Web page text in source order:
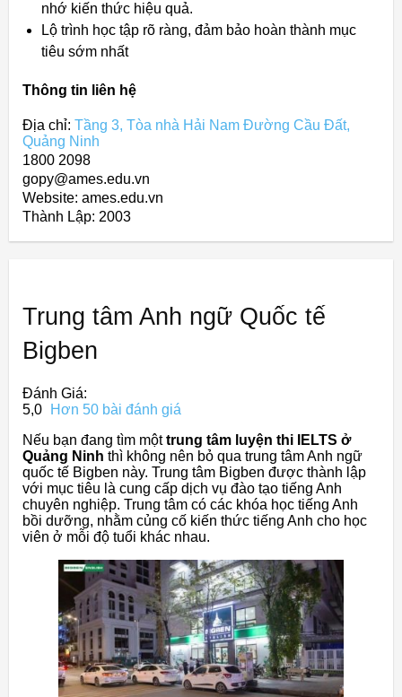
nhớ kiến thức hiệu quả.
Lộ trình học tập rõ ràng, đảm bảo hoàn thành mục
tiêu sớm nhất
Thông tin liên hệ
Địa chỉ: Tầng 3, Tòa nhà Hải Nam Đường Cầu Đất,
Quảng Ninh
1800 2098
gopy@ames.edu.vn
Website: ames.edu.vn
Thành Lập: 2003
Trung tâm Anh ngữ Quốc tế
Bigben
Đánh Giá:
5,0
Hơn 50 bài đánh giá
Nếu bạn đang tìm mộttrung tâm luyện thi IELTS ở
Quảng Ninh thì không nên bỏ qua trung tâm Anh ngữ
quốc tế Bigben này. Trung tâm Bigben được thành lập
với mục tiêu là cung cấp dịch vụ đào tạo tiếng Anh
chuyên nghiệp. Trung tâm có các khóa học tiếng Anh
bồi dưỡng, nhằm củng cố kiến thức tiếng Anh cho học
viên ở mỗi độ tuổi khác nhau.